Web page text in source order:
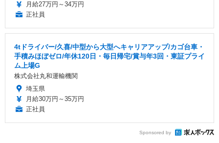
月給27万円～34万円
正社員
4tドライバー/久喜/中型から大型へキャリアアップ/カゴ台車・
手積みほぼゼロ/年休120日・毎日帰宅/賞与年3回・東証プライ
ム上場G
株式会社丸和運輸機関
埼玉県
月給30万円～35万円
正社員
Sponsored by